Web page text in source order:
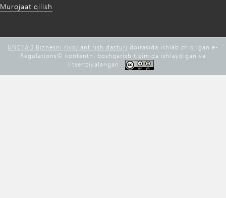
Murojaat qilish
UNCTAD Biznesni rivojlantirish dasturi doirasida ishlab chiqilgan e-
Regulations©️ kontentni boshqarish tizimida ishlaydigan va
litsenziyalangan